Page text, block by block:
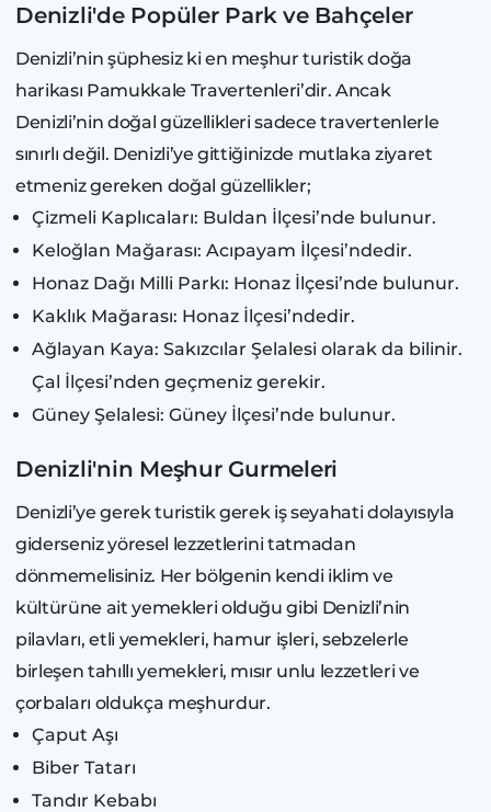
Denizli'de Popüler Park ve Bahçeler
Denizli’nin şüphesiz ki en meşhur turistik doğa
harikası Pamukkale Travertenleri’dir. Ancak
Denizli’nin doğal güzellikleri sadece travertenlerle
sınırlı değil. Denizli’ye gittiğinizde mutlaka ziyaret
etmeniz gereken doğal güzellikler;
Çizmeli Kaplıcaları: Buldan İlçesi’nde bulunur.
Keloğlan Mağarası: Acıpayam İlçesi’ndedir.
Honaz Dağı Milli Parkı: Honaz İlçesi’nde bulunur.
Kaklık Mağarası: Honaz İlçesi’ndedir.
Ağlayan Kaya: Sakızcılar Şelalesi olarak da bilinir.
Çal İlçesi’nden geçmeniz gerekir.
Güney Şelalesi: Güney İlçesi’nde bulunur.
Denizli'nin Meşhur Gurmeleri
Denizli’ye gerek turistik gerek iş seyahati dolayısıyla
giderseniz yöresel lezzetlerini tatmadan
dönmemelisiniz. Her bölgenin kendi iklim ve
kültürüne ait yemekleri olduğu gibi Denizli’nin
pilavları, etli yemekleri, hamur işleri, sebzelerle
birleşen tahıllı yemekleri, mısır unlu lezzetleri ve
çorbaları oldukça meşhurdur.
Çaput Aşı
Biber Tatarı
Tandır Kebabı